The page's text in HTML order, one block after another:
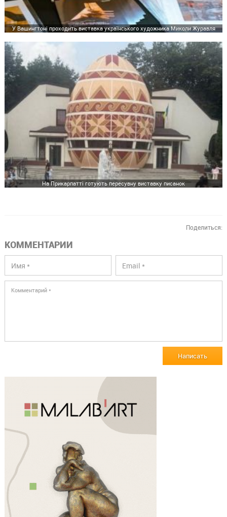
У Вашингтоні проходить виставка українського художника Миколи Журавля
На Прикарпатті готують пересувну виставку писанок
Поделиться:
КОММЕНТАРИИ
Написать